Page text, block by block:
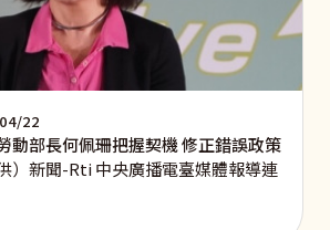
22
動部長何佩珊把握契機 修正錯誤政策
）新聞-Rti 中央廣播電臺媒體報導連